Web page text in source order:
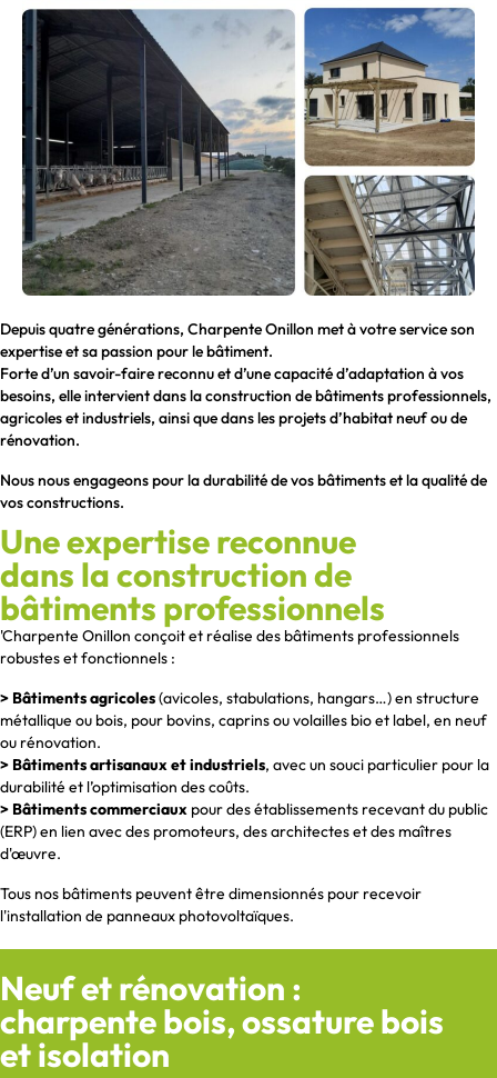
Depuis quatre générations, Charpente Onillon met à votre service son
expertise et sa passion pour le bâtiment.
Forte d’un savoir-faire reconnu et d’une capacité d’adaptation à vos
besoins, elle intervient dans la construction de bâtiments professionnels,
agricoles et industriels, ainsi que dans les projets d’habitat neuf ou de
rénovation.
Nous nous engageons pour la durabilité de vos bâtiments et la qualité de
vos constructions.
Une expertise reconnue
dans la construction de
bâtiments professionnels
'Charpente Onillon conçoit et réalise des bâtiments professionnels
robustes et fonctionnels :
> Bâtiments agricoles(avicoles, stabulations, hangars…) en structure
métallique ou bois, pour bovins, caprins ou volailles bio et label, en neuf
ou rénovation.
> Bâtiments artisanaux et industriels, avec un souci particulier pour la
durabilité et l’optimisation des coûts.
> Bâtiments commerciaux pour des établissements recevant du public
(ERP) en lien avec des promoteurs, des architectes et des maîtres
d'œuvre.
Tous nos bâtiments peuvent être dimensionnés pour recevoir
l'installation de panneaux photovoltaïques.
Neuf et rénovation :
charpente bois, ossature bois
et isolation